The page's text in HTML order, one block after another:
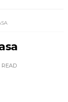
READ